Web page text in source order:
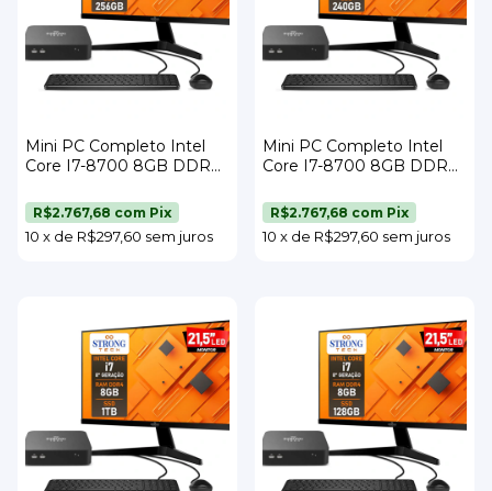
Mini PC Completo Intel
Core I7-8700 8GB DDR4
21,5" Teclado e Mouse
Strong Tech
10 x de R$297,60 sem juros
R$2.767,68 com Pix
Mini PC Completo Intel
Core I7-8700 8GB DDR4
21,5" Teclado e Mouse
Strong Tech
10 x de R$297,60 sem juros
R$2.767,68 com Pix